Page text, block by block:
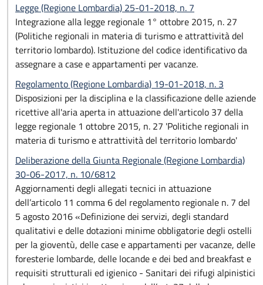
Legge (Regione Lombardia) 25-01-2018, n. 7
Integrazione alla legge regionale 1° ottobre 2015, n. 27
(Politiche regionali in materia di turismo e attrattività del
territorio lombardo). Istituzione del codice identificativo da
assegnare a case e appartamenti per vacanze.
Regolamento (Regione Lombardia) 19-01-2018, n. 3
Disposizioni per la disciplina e la classificazione delle aziende
ricettive all'aria aperta in attuazione dell'articolo 37 della
legge regionale 1 ottobre 2015, n. 27 'Politiche regionali in
materia di turismo e attrattività del territorio lombardo'
Deliberazione della Giunta Regionale (Regione Lombardia)
30-06-2017, n. 10/6812
Aggiornamenti degli allegati tecnici in attuazione
dell’articolo 11 comma 6 del regolamento regionale n. 7 del
5 agosto 2016 «Definizione dei servizi, degli standard
qualitativi e delle dotazioni minime obbligatorie degli ostelli
per la gioventù, delle case e appartamenti per vacanze, delle
foresterie lombarde, delle locande e dei bed and breakfast e
requisiti strutturali ed igienico - Sanitari dei rifugi alpinistici